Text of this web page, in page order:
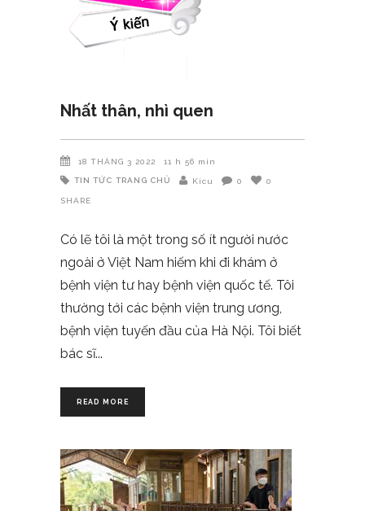
Nhất thân, nhì quen
18 THÁNG 3 2022 11 h 56 min
TIN TỨC TRANG CHỦ Kicu 0 0
SHARE
Có lẽ tôi là một trong số ít người nước
ngoài ở Việt Nam hiếm khi đi khám ở
bệnh viện tư hay bệnh viện quốc tế. Tôi
thường tới các bệnh viện trung ương,
bệnh viện tuyến đầu của Hà Nội. Tôi biết
bác sĩ
READ MORE